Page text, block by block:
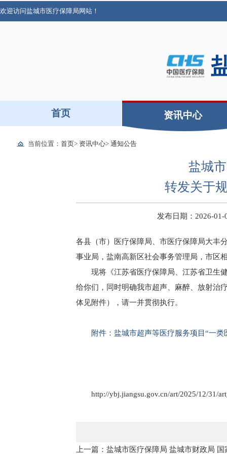
欢迎访问盐城市医疗保障局网站！
首页 资讯中心
当前位置： 首页> 资讯中心> 通知公告
盐城
转发关于
发布日期：2026-01-
各县（市）医疗保障局、市医疗保障局大丰
事业局，盐南高新区社会事务管理局，市区
现将《江苏省医疗保障局、江苏省卫生
给你们，同时明确我市超声、麻醉、放射治
体见附件），请一并贯彻执行。
附件：盐城市超声等医疗服务项目“一类
http://ybj.jiangsu.gov.cn/art/2025/12/31/
上一篇：盐城市医疗保障局 盐城市财政局